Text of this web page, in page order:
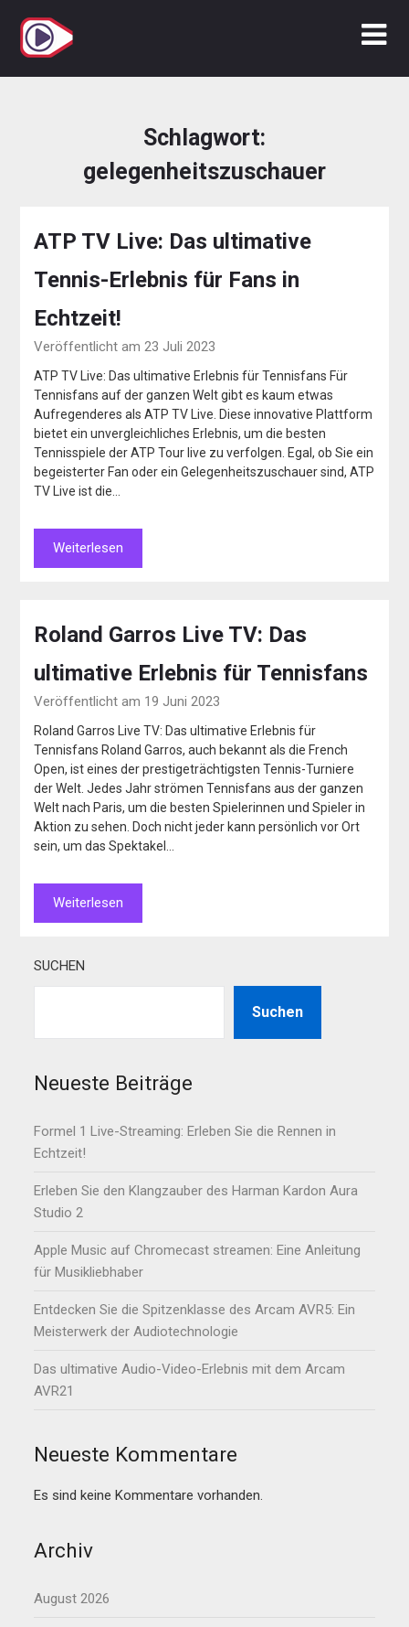
Inhalt
springen
Schlagwort:
gelegenheitszuschauer
ATP TV Live: Das ultimative
Tennis-Erlebnis für Fans in
Echtzeit!
Veröffentlicht am 23 Juli 2023
ATP TV Live: Das ultimative Erlebnis für Tennisfans Für
Tennisfans auf der ganzen Welt gibt es kaum etwas
Aufregenderes als ATP TV Live. Diese innovative Plattform
bietet ein unvergleichliches Erlebnis, um die besten
Tennisspiele der ATP Tour live zu verfolgen. Egal, ob Sie ein
begeisterter Fan oder ein Gelegenheitszuschauer sind, ATP
TV Live ist die…
Weiterlesen
Roland Garros Live TV: Das
ultimative Erlebnis für Tennisfans
Veröffentlicht am 19 Juni 2023
Roland Garros Live TV: Das ultimative Erlebnis für
Tennisfans Roland Garros, auch bekannt als die French
Open, ist eines der prestigeträchtigsten Tennis-Turniere
der Welt. Jedes Jahr strömen Tennisfans aus der ganzen
Welt nach Paris, um die besten Spielerinnen und Spieler in
Aktion zu sehen. Doch nicht jeder kann persönlich vor Ort
sein, um das Spektakel…
Weiterlesen
SUCHEN
Suchen
Neueste Beiträge
Formel 1 Live-Streaming: Erleben Sie die Rennen in
Echtzeit!
Erleben Sie den Klangzauber des Harman Kardon Aura
Studio 2
Apple Music auf Chromecast streamen: Eine Anleitung
für Musikliebhaber
Entdecken Sie die Spitzenklasse des Arcam AVR5: Ein
Meisterwerk der Audiotechnologie
Das ultimative Audio-Video-Erlebnis mit dem Arcam
AVR21
Neueste Kommentare
Es sind keine Kommentare vorhanden.
Archiv
August 2026